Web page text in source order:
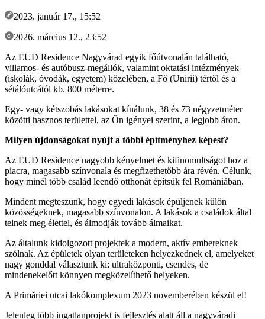
2023. január 17., 15:52
2026. március 12., 23:52
Az EUD Residence Nagyvárad egyik főútvonalán található,
villamos- és autóbusz-megállók, valamint oktatási intézmények
(iskolák, óvodák, egyetem) közelében, a Fő (Unirii) tértől és a
sétálóutcától kb. 800 méterre.
Egy- vagy kétszobás lakásokat kínálunk, 38 és 73 négyzetméter
közötti hasznos területtel, az Ön igényei szerint, a legjobb áron.
Milyen újdonságokat nyújt a többi építményhez képest?
Az EUD Residence nagyobb kényelmet és kifinomultságot hoz a
piacra, magasabb színvonala és megfizethetőbb ára révén. Célunk,
hogy minél több család leendő otthonát építsük fel Romániában.
Mindent megteszünk, hogy egyedi lakások épüljenek külön
közösségeknek, magasabb színvonalon. A lakások a családok által
telnek meg élettel, és álmodják tovább álmaikat.
Az általunk kidolgozott projektek a modern, aktív embereknek
szólnak. Az épületek olyan területeken helyezkednek el, amelyeket
nagy gonddal választunk ki: ultraközponti, csendes, de
mindenekelőtt könnyen megközelíthető helyeken.
A Primăriei utcai lakókomplexum 2023 novemberében készül el!
Jelenleg több ingatlanprojekt is fejlesztés alatt áll a nagyváradi